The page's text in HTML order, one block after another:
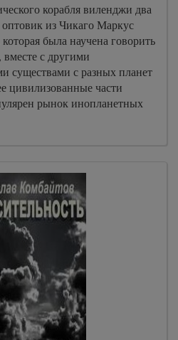
корабля виленджи два
из Чикаго Маркус
была научена говорить
с другими
существами с разных планет
цивилизованные части
рынок инопланетных